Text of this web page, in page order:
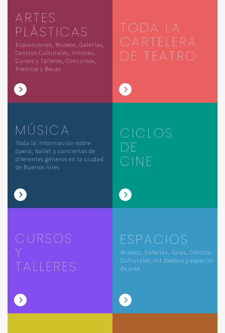
ARTES
PLÁSTICAS
Exposiciones, Museos, Galerías,
Centros Culturales, Artistas,
Cursos y Talleres, Concursos,
Premios y Becas
TODA LA
CARTELERA
DE TEATRO
MÚSICA
Toda la información sobre
ópera, ballet y conciertos de
diferentes géneros en la ciudad
de Buenos Aires
CICLOS
DE
CINE
CURSOS
Y
TALLERES
ESPACIOS
Museos, Galerías, Salas, Centros
Culturales, Art Dealers y espacios
de arte